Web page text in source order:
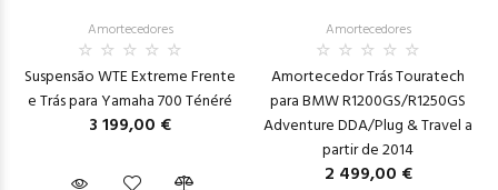
Amortecedores
Suspensão WTE Extreme Frente
e Trás para Yamaha 700 Ténéré
3 199,00 €
Amortecedores
Amortecedor Trás Touratech
para BMW R1200GS/R1250GS
Adventure DDA/Plug & Travel a
partir de 2014
2 499,00 €